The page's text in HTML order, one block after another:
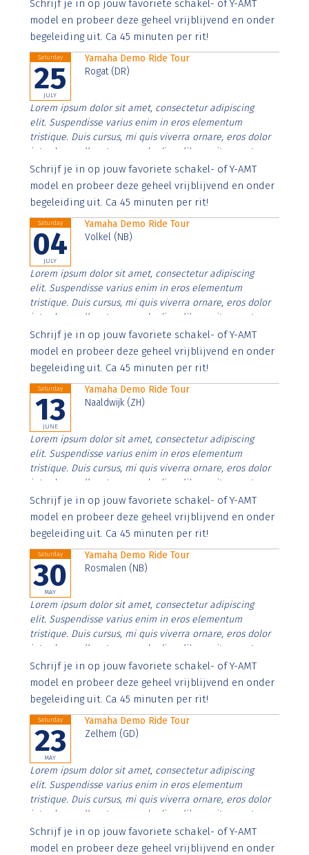
imperdiet. Nunc ut sem vitae risus tristique posuere.
Schrijf je in op jouw favoriete schakel- of Y-AMT
model en probeer deze geheel vrijblijvend en onder
begeleiding uit. Ca 45 minuten per rit!
Saturday
25
JULY
Yamaha Demo Ride Tour
Rogat (DR)
Lorem ipsum dolor sit amet, consectetur adipiscing
elit. Suspendisse varius enim in eros elementum
tristique. Duis cursus, mi quis viverra ornare, eros dolor
interdum nulla, ut commodo diam libero vitae erat.
Aenean faucibus nibh et justo cursus id rutrum lorem
imperdiet. Nunc ut sem vitae risus tristique posuere.
Schrijf je in op jouw favoriete schakel- of Y-AMT
model en probeer deze geheel vrijblijvend en onder
begeleiding uit. Ca 45 minuten per rit!
Saturday
04
JULY
Yamaha Demo Ride Tour
Volkel (NB)
Lorem ipsum dolor sit amet, consectetur adipiscing
elit. Suspendisse varius enim in eros elementum
tristique. Duis cursus, mi quis viverra ornare, eros dolor
interdum nulla, ut commodo diam libero vitae erat.
Aenean faucibus nibh et justo cursus id rutrum lorem
imperdiet. Nunc ut sem vitae risus tristique posuere.
Schrijf je in op jouw favoriete schakel- of Y-AMT
model en probeer deze geheel vrijblijvend en onder
begeleiding uit. Ca 45 minuten per rit!
Saturday
13
JUNE
Yamaha Demo Ride Tour
Naaldwijk (ZH)
Lorem ipsum dolor sit amet, consectetur adipiscing
elit. Suspendisse varius enim in eros elementum
tristique. Duis cursus, mi quis viverra ornare, eros dolor
interdum nulla, ut commodo diam libero vitae erat.
Aenean faucibus nibh et justo cursus id rutrum lorem
imperdiet. Nunc ut sem vitae risus tristique posuere.
Schrijf je in op jouw favoriete schakel- of Y-AMT
model en probeer deze geheel vrijblijvend en onder
begeleiding uit. Ca 45 minuten per rit!
Saturday
30
MAY
Yamaha Demo Ride Tour
Rosmalen (NB)
Lorem ipsum dolor sit amet, consectetur adipiscing
elit. Suspendisse varius enim in eros elementum
tristique. Duis cursus, mi quis viverra ornare, eros dolor
interdum nulla, ut commodo diam libero vitae erat.
Aenean faucibus nibh et justo cursus id rutrum lorem
imperdiet. Nunc ut sem vitae risus tristique posuere.
Schrijf je in op jouw favoriete schakel- of Y-AMT
model en probeer deze geheel vrijblijvend en onder
begeleiding uit. Ca 45 minuten per rit!
Saturday
23
MAY
Yamaha Demo Ride Tour
Zelhem (GD)
Lorem ipsum dolor sit amet, consectetur adipiscing
elit. Suspendisse varius enim in eros elementum
tristique. Duis cursus, mi quis viverra ornare, eros dolor
interdum nulla, ut commodo diam libero vitae erat.
Aenean faucibus nibh et justo cursus id rutrum lorem
imperdiet. Nunc ut sem vitae risus tristique posuere.
Schrijf je in op jouw favoriete schakel- of Y-AMT
model en probeer deze geheel vrijblijvend en onder